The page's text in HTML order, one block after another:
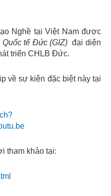
Nghề tại Việt Nam được
tế Đức (GIZ) đại diện
triển CHLB Đức.
về sự kiện đặc biệt này tại
tham khảo tại: